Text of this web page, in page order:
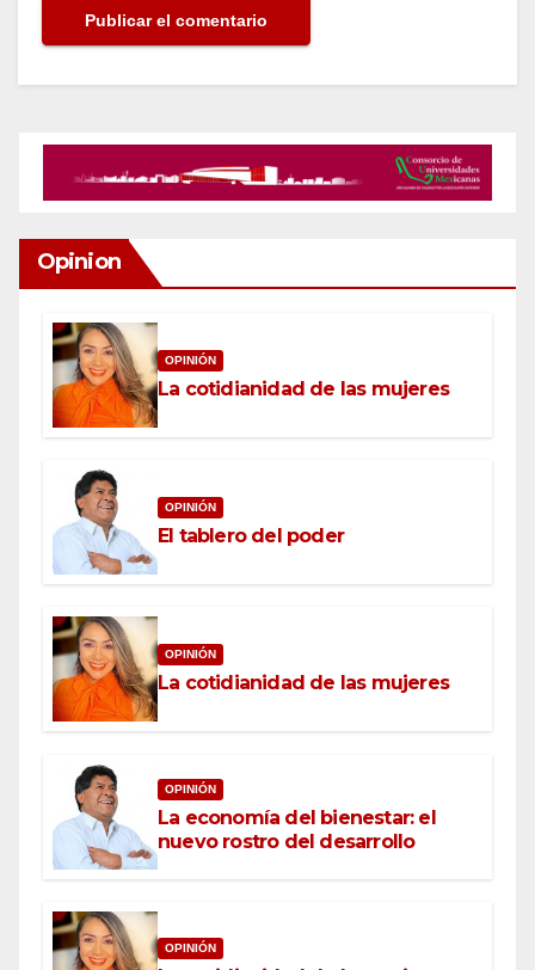
Opinion
OPINIÓN
La cotidianidad de las mujeres
OPINIÓN
El tablero del poder
OPINIÓN
La cotidianidad de las mujeres
OPINIÓN
La economía del bienestar: el
nuevo rostro del desarrollo
OPINIÓN